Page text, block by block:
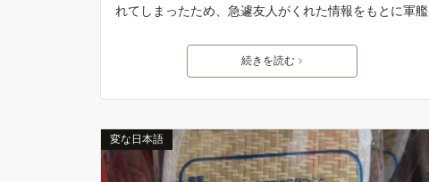
れてしまったため、急遽友人がくれた情報をもとに軍艦
続きを読む
変な日本語